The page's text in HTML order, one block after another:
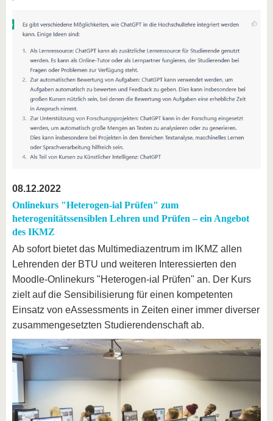
08.12.2022
Onlinekurs "Heterogen-ial Prüfen" zum
heterogenitätssensiblen Lehren und Prüfen – ein Angebot
des IKMZ
Ab sofort bietet das Multimediazentrum im IKMZ allen
Lehrenden der BTU und weiteren Interessierten den
Moodle-Onlinekurs "Heterogen-ial Prüfen" an. Der Kurs
zielt auf die Sensibilisierung für einen kompetenten
Einsatz von eAssessments in Zeiten einer immer diverser
zusammengesetzten Studierendenschaft ab.